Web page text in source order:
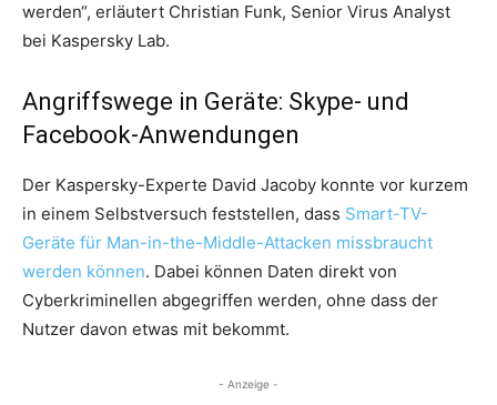
werden“, erläutert Christian Funk, Senior Virus Analyst
bei Kaspersky Lab.
Angriffswege in Geräte: Skype- und
Facebook-Anwendungen
Der Kaspersky-Experte David Jacoby konnte vor kurzem
in einem Selbstversuch feststellen, dass Smart-TV-
Geräte für Man-in-the-Middle-Attacken missbraucht
werden können. Dabei können Daten direkt von
Cyberkriminellen abgegriffen werden, ohne dass der
Nutzer davon etwas mit bekommt.
- Anzeige -